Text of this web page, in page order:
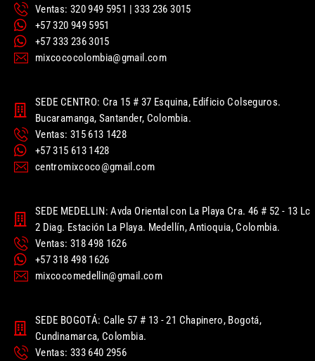
Ventas: 320 949 5951 | 333 236 3015
+57 320 949 5951
+57 333 236 3015
mixcococolombia@gmail.com
SEDE CENTRO: Cra 15 # 37 Esquina, Edificio Colseguros.
Bucaramanga, Santander, Colombia.
Ventas: 315 613 1428
+57 315 613 1428
centromixcoco@gmail.com
SEDE MEDELLIN: Avda Oriental con La Playa Cra. 46 # 52 - 13 Lc
2 Diag. Estación La Playa. Medellín, Antioquia, Colombia.
Ventas: 318 498 1626
+57 318 498 1626
mixcocomedellin@gmail.com
SEDE BOGOTÁ: Calle 57 # 13 - 21 Chapinero, Bogotá,
Cundinamarca, Colombia.
Ventas: 333 640 2956